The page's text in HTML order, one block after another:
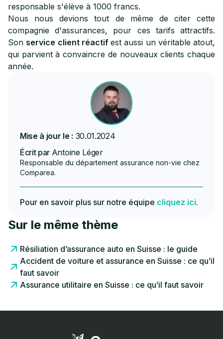
responsable s'élève à 1000 francs.
Nous nous devions tout de même de citer cette
compagnie d'assurances, pour ces tarifs attractifs.
Sonservice client réactif est aussi un véritable atout,
qui parvient à convaincre de nouveaux clients chaque
année.
Mise à jour le : 30.01.2024
Écrit par Antoine Léger
Responsable du département assurance non-vie chez
Comparea.
Pour en savoir plus sur notre équipe cliquez ici.
Sur le même thème
Résiliation d’assurance auto en Suisse : le guide
Accident de voiture et assurance en Suisse : ce qu’il
faut savoir
Assurance utilitaire en Suisse : ce qu’il faut savoir